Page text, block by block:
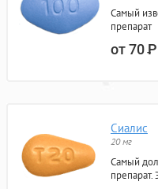
Самый
препарат
от 70Р
Сиалис
20 мг
Самый